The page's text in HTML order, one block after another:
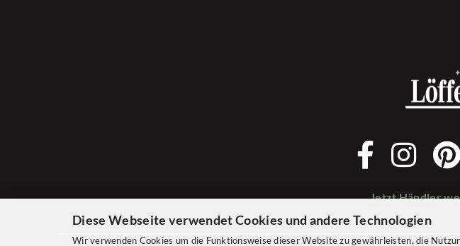
Diese Webseite verwendet Cookies und andere Technologien
Wir verwenden Cookies um die Funktionsweise dieser Website zu gewährleisten, die
Jetzt Händler